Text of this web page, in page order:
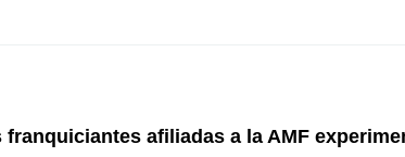
franquiciantes afiliadas a la AMF